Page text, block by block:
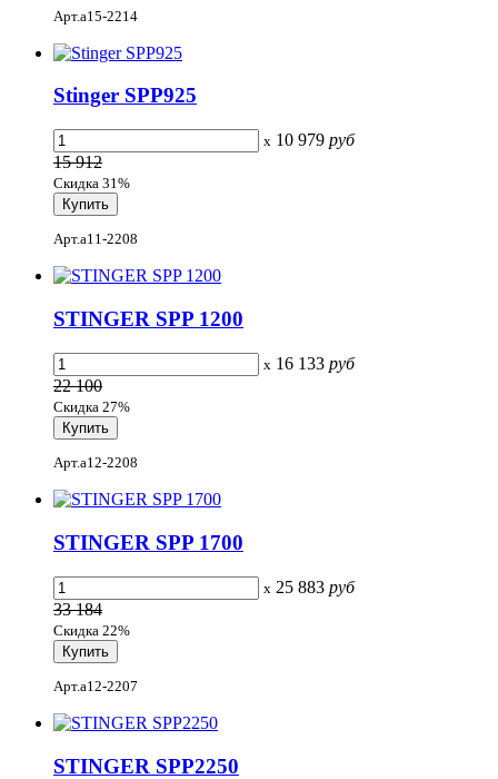
Арт.a15-2214
Stinger SPP925
x 10 979 руб
15 912
Скидка 31%
Арт.a11-2208
STINGER SPP 1200
x 16 133 руб
22 100
Скидка 27%
Арт.a12-2208
STINGER SPP 1700
x 25 883 руб
33 184
Скидка 22%
Арт.a12-2207
STINGER SPP2250